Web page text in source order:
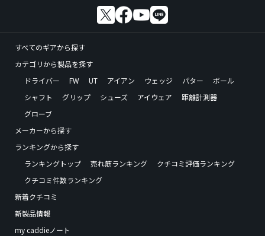
すべてのギアから探す
カテゴリから製品を探す
ドライバー
FW UT アイアン ウェッジ パター
ボール
シャフト
グリップ シューズ アイウェア
距離計測器
グローブ
メーカーから探す
ランキングから探す
ランキングトップ
売れ筋ランキング
クチコミ評価ランキング
クチコミ件数ランキング
新着クチコミ
新製品情報
my caddieノート